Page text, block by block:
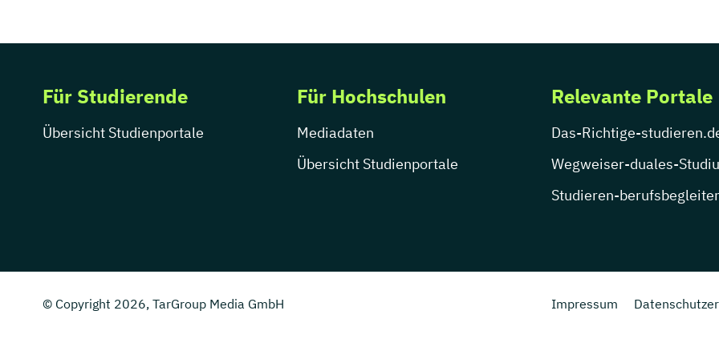
Für Studierende
Übersicht Studienportale
Für Hochschulen
Mediadaten
Übersicht Studienportale
Relevante Portale
Das-Richtige-
Wegweiser-duales-
Studieren-
© Copyright 2026, TarGroup Media GmbH Impressum